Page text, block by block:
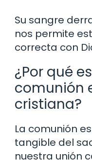
Su sangre
nos permite
correcta con
¿Por qué
comunión
cristiana?
La comunión
tangible del
nuestra unión